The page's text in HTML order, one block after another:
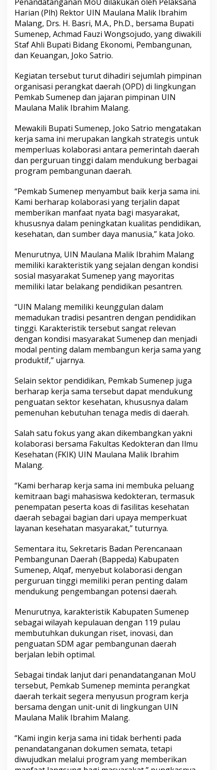
n
g
g
a
L
a
n
a
n
K
s
e
h
a
t
n
Harian (Plh) Rektor UIN Maulana Malik Ibrahim
Malang, Drs. H. Basri, M.A., Ph.D., bersama Bupati
Sumenep, Achmad Fauzi Wongsojudo, yang diwakili
Staf Ahli Bupati Bidang Ekonomi, Pembangunan,
dan Keuangan, Joko Satrio.
Kegiatan tersebut turut dihadiri sejumlah pimpinan
organisasi perangkat daerah (OPD) di lingkungan
Pemkab Sumenep dan jajaran pimpinan UIN
Maulana Malik Ibrahim Malang.
Mewakili Bupati Sumenep, Joko Satrio mengatakan
kerja sama ini merupakan langkah strategis untuk
memperluas kolaborasi antara pemerintah daerah
dan perguruan tinggi dalam mendukung berbagai
program pembangunan daerah.
“Pemkab Sumenep menyambut baik kerja sama ini.
Kami berharap kolaborasi yang terjalin dapat
memberikan manfaat nyata bagi masyarakat,
khususnya dalam peningkatan kualitas pendidikan,
kesehatan, dan sumber daya manusia,” kata Joko.
Menurutnya, UIN Maulana Malik Ibrahim Malang
memiliki karakteristik yang sejalan dengan kondisi
sosial masyarakat Sumenep yang mayoritas
memiliki latar belakang pendidikan pesantren.
“UIN Malang memiliki keunggulan dalam
memadukan tradisi pesantren dengan pendidikan
tinggi. Karakteristik tersebut sangat relevan
dengan kondisi masyarakat Sumenep dan menjadi
modal penting dalam membangun kerja sama yang
produktif,” ujarnya.
Selain sektor pendidikan, Pemkab Sumenep juga
berharap kerja sama tersebut dapat mendukung
penguatan sektor kesehatan, khususnya dalam
pemenuhan kebutuhan tenaga medis di daerah.
Salah satu fokus yang akan dikembangkan yakni
kolaborasi bersama Fakultas Kedokteran dan Ilmu
Kesehatan (FKIK) UIN Maulana Malik Ibrahim
Malang.
“Kami berharap kerja sama ini membuka peluang
kemitraan bagi mahasiswa kedokteran, termasuk
penempatan peserta koas di fasilitas kesehatan
daerah sebagai bagian dari upaya memperkuat
layanan kesehatan masyarakat,” tuturnya.
Sementara itu, Sekretaris Badan Perencanaan
Pembangunan Daerah (Bappeda) Kabupaten
Sumenep, Alqaf, menyebut kolaborasi dengan
perguruan tinggi memiliki peran penting dalam
mendukung pengembangan potensi daerah.
Menurutnya, karakteristik Kabupaten Sumenep
sebagai wilayah kepulauan dengan 119 pulau
membutuhkan dukungan riset, inovasi, dan
penguatan SDM agar pembangunan daerah
berjalan lebih optimal.
Sebagai tindak lanjut dari penandatanganan MoU
tersebut, Pemkab Sumenep meminta perangkat
daerah terkait segera menyusun program kerja
bersama dengan unit-unit di lingkungan UIN
Maulana Malik Ibrahim Malang.
“Kami ingin kerja sama ini tidak berhenti pada
penandatanganan dokumen semata, tetapi
diwujudkan melalui program yang memberikan